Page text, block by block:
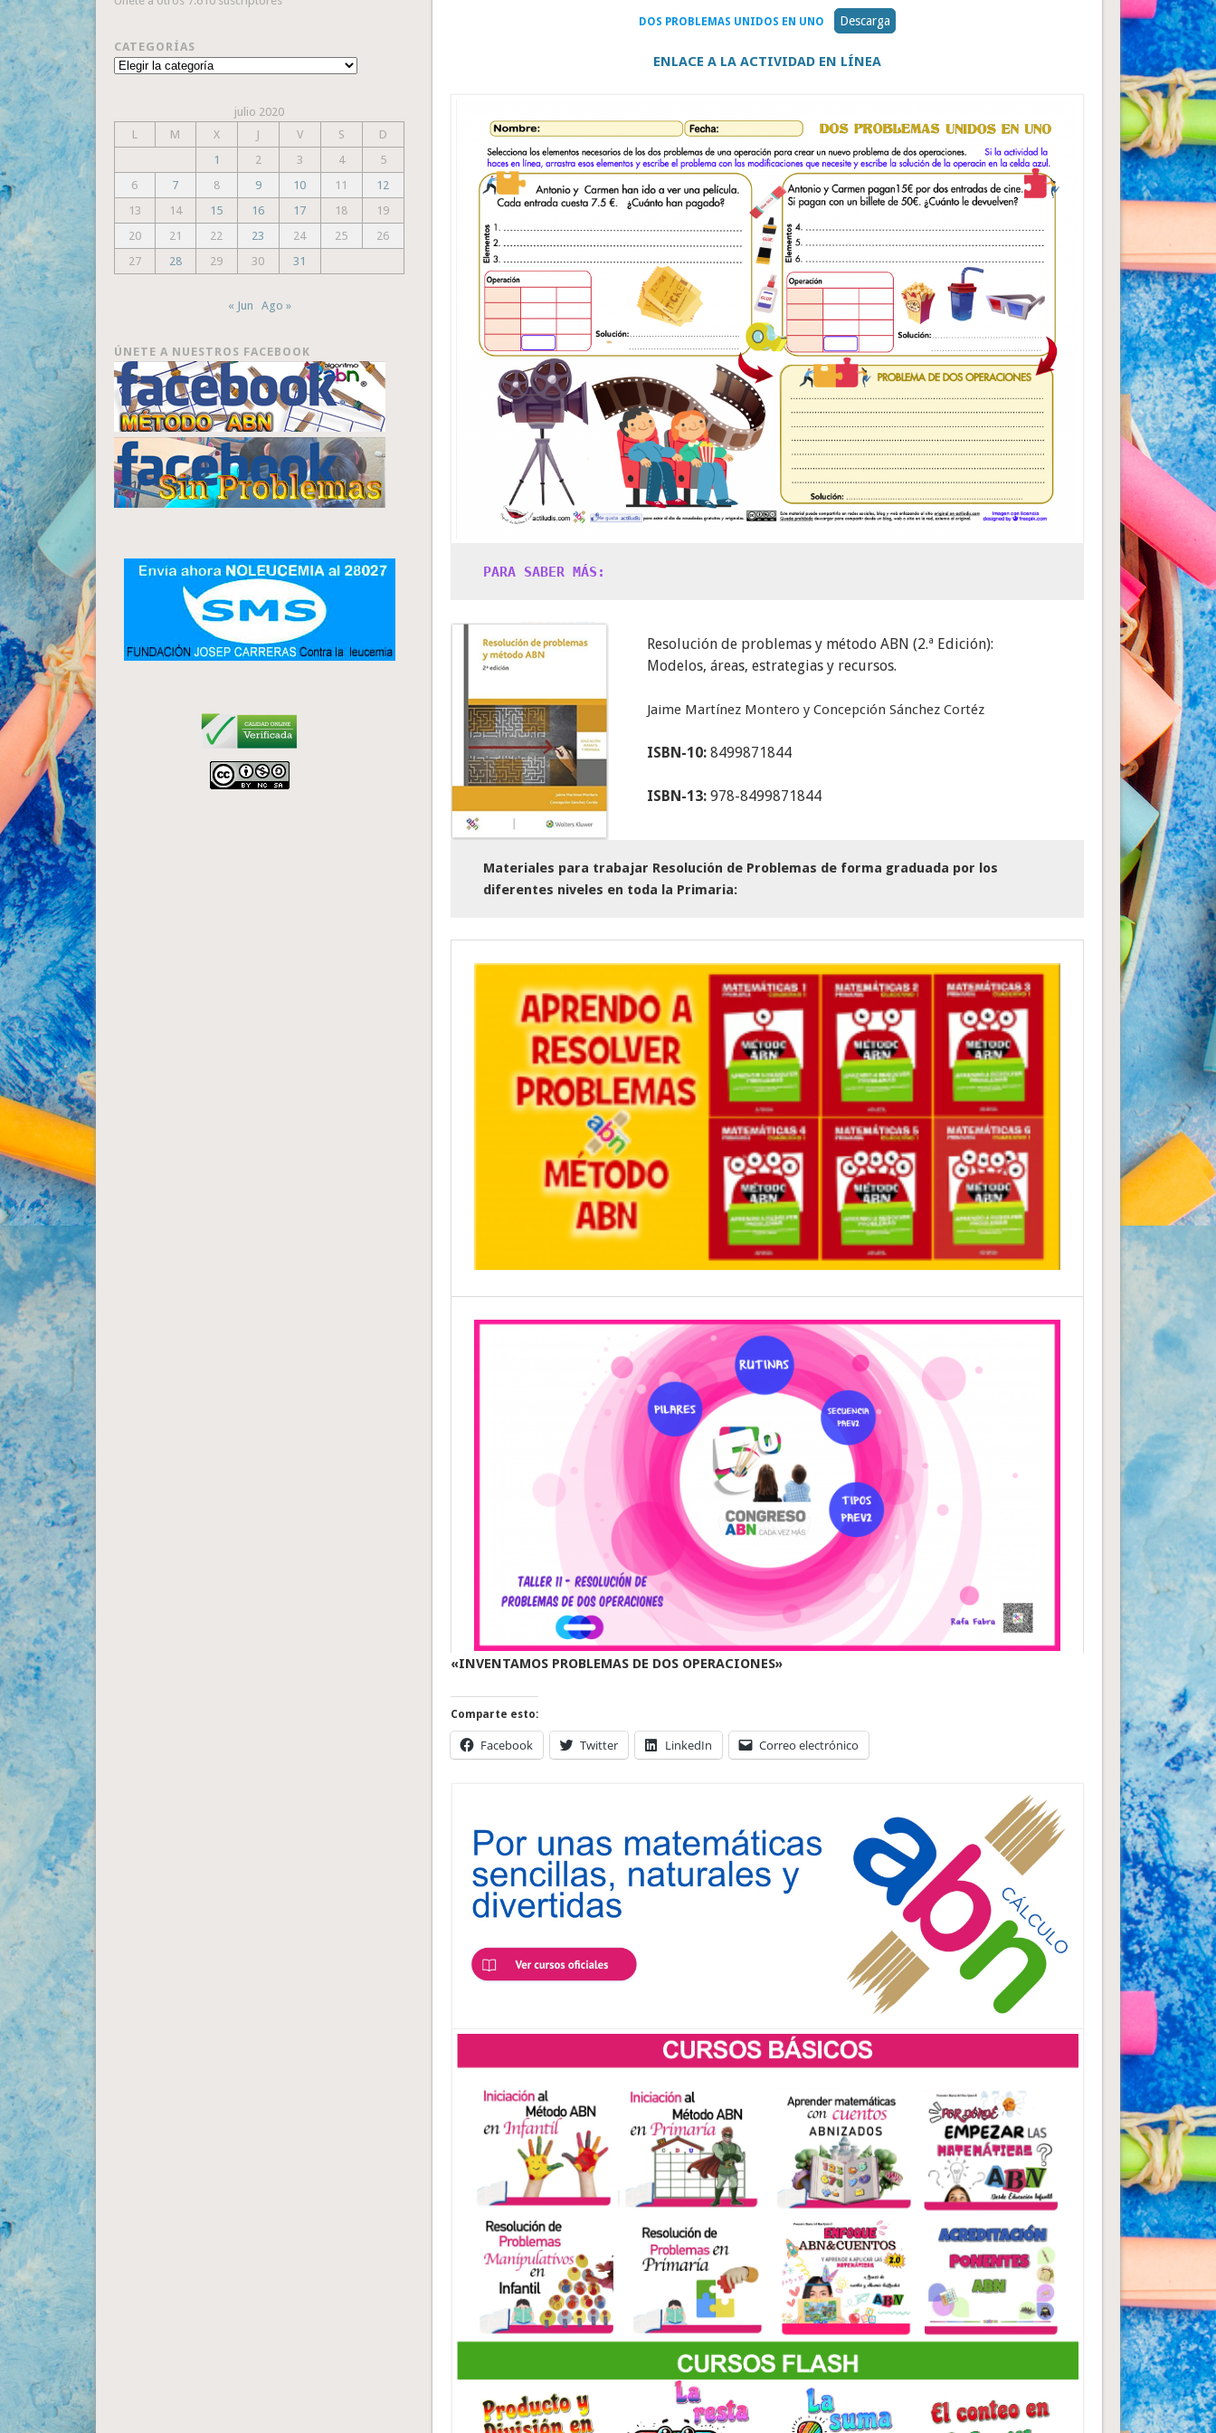
DOS PROBLEMAS UNIDOS EN UNO Descarga
ENLACE A LA ACTIVIDAD EN LÍNEA
PARA SABER MÁS:
Resolución de problemas y método ABN (2.ª Edición):
Modelos, áreas, estrategias y recursos.
Jaime Martínez Montero y Concepción Sánchez Cortéz
ISBN-10: 8499871844
ISBN-13: 978-8499871844
Materiales para trabajar Resolución de Problemas de forma graduada por los
diferentes niveles en toda la Primaria:
«INVENTAMOS PROBLEMAS DE DOS OPERACIONES»
Comparte esto:
Facebook Twitter LinkedIn Correo electrónico
CATEGORÍAS
Categorías
julio 2020
L
M X J V S
D
1
2 3 4
5
6
7 8 9 10 11
12
13
14 15 16 17 18
19
20
21 22 23 24 25
26
27
28 29 30 31
« Jun Ago »
ÚNETE A NUESTROS FACEBOOK